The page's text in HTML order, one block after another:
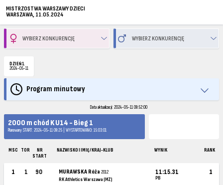
MISTRZOSTWA WARSZAWY DZIECI
WARSZAWA, 11.05.2024
DZIEŃ 1
2024-05-11
Program minutowy
Data aktualizacji: 2024-05-11 09:52:00
2000 m chód K U14 - Bieg 1
Planowany START: 2024-05-11 09:25 | WYSTARTOWANO: 15:03:01
MSC TOR
NR
START
NAZWISKO I IMIĘ / KRAJ-KLUB WYNIK RANK
1 1 90 MURAWSKA Róża2012
RK Athletics Warszawa (MZ)
11:15.31
PB
1